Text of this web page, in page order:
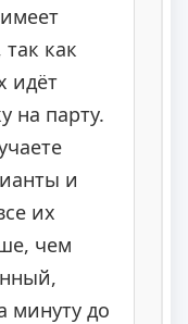
как
идёт
на парту.
и
их
чем
минуту до